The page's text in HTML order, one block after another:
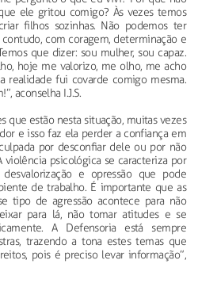
ele gritou comigo? Às vezes temos
filhos sozinhas. Não podemos ter
com coragem, determinação e
que dizer: sou mulher, sou capaz.
hoje me valorizo, me olho, me acho
realidade fui covarde comigo mesma.
aconselha I.J.S.
que estão nesta situação, muitas vezes
e isso faz ela perder a confiança em
por desconfiar dele ou por não
violência psicológica se caracteriza por
e opressão que pode
de trabalho. É importante que as
tipo de agressão acontece para não
para lá, não tomar atitudes e se
A Defensoria está sempre
trazendo a tona estes temas que
pois é preciso levar informação”,